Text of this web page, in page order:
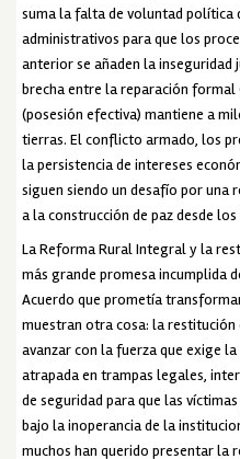
suma la falta de voluntad política
administrativos para que los
anterior se añaden la
brecha entre la reparación
(posesión efectiva) mantiene a
tierras. El conflicto armado, los
la persistencia de intereses
siguen siendo un desafío por una
a la construcción de paz desde
La Reforma Rural Integral y la
más grande promesa incumplida
Acuerdo que prometía
muestran otra cosa: la
avanzar con la fuerza que exige
atrapada en trampas legales,
de seguridad para que las
bajo la inoperancia de la
muchos han querido presentar la